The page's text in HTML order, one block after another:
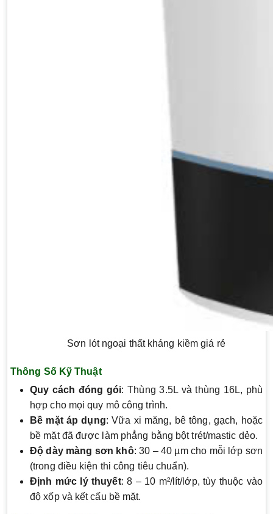
Sơn lót ngoại thất kháng kiềm giá rẻ
Thông Số Kỹ Thuật
Quy cách đóng gói: Thùng 3.5L và thùng 16L, phù
hợp cho mọi quy mô công trình.
Bề mặt áp dụng: Vữa xi măng, bê tông, gạch, hoặc
bề mặt đã được làm phẳng bằng bột trét/mastic dẻo.
Độ dày màng sơn khô: 30 – 40 µm cho mỗi lớp sơn
(trong điều kiện thi công tiêu chuẩn).
Định mức lý thuyết: 8 – 10 m²/lít/lớp, tùy thuộc vào
độ xốp và kết cấu bề mặt.